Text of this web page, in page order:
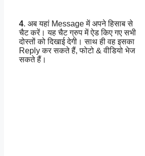
4. अब यहां Message में अपने हिसाब से
चैट करें। यह चैट ग्रुप में ऐड किए गए सभी
दोस्तों को दिखाई देगी। साथ ही वह इसका
Reply कर सकते हैं, फोटो & वीडियो भेज
सकते हैं।